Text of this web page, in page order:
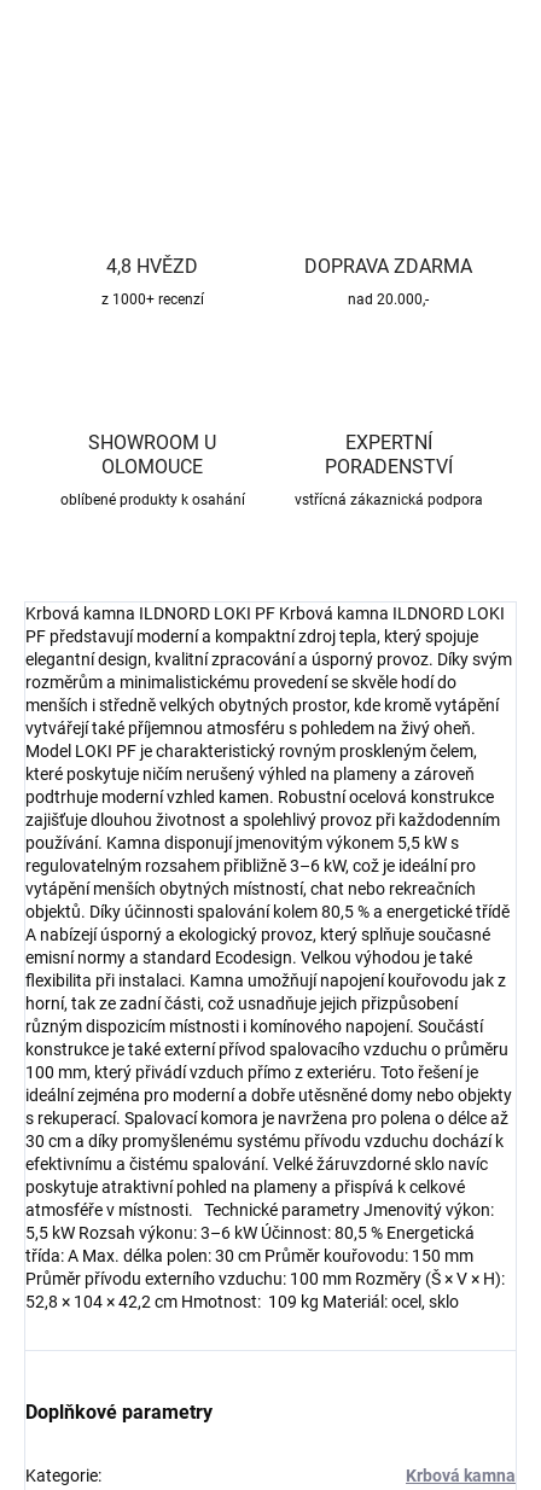
4,8 HVĚZD
z 1000+ recenzí
DOPRAVA ZDARMA
nad 20.000,-
SHOWROOM U
OLOMOUCE
oblíbené produkty k osahání
EXPERTNÍ
PORADENSTVÍ
vstřícná zákaznická podpora
Krbová kamna ILDNORD LOKI PF Krbová kamna ILDNORD LOKI
PF představují moderní a kompaktní zdroj tepla, který spojuje
elegantní design, kvalitní zpracování a úsporný provoz. Díky svým
rozměrům a minimalistickému provedení se skvěle hodí do
menších i středně velkých obytných prostor, kde kromě vytápění
vytvářejí také příjemnou atmosféru s pohledem na živý oheň.
Model LOKI PF je charakteristický rovným proskleným čelem,
které poskytuje ničím nerušený výhled na plameny a zároveň
podtrhuje moderní vzhled kamen. Robustní ocelová konstrukce
zajišťuje dlouhou životnost a spolehlivý provoz při každodenním
používání. Kamna disponují jmenovitým výkonem 5,5 kW s
regulovatelným rozsahem přibližně 3–6 kW, což je ideální pro
vytápění menších obytných místností, chat nebo rekreačních
objektů. Díky účinnosti spalování kolem 80,5 % a energetické třídě
A nabízejí úsporný a ekologický provoz, který splňuje současné
emisní normy a standard Ecodesign. Velkou výhodou je také
flexibilita při instalaci. Kamna umožňují napojení kouřovodu jak z
horní, tak ze zadní části, což usnadňuje jejich přizpůsobení
různým dispozicím místnosti i komínového napojení. Součástí
konstrukce je také externí přívod spalovacího vzduchu o průměru
100 mm, který přivádí vzduch přímo z exteriéru. Toto řešení je
ideální zejména pro moderní a dobře utěsněné domy nebo objekty
s rekuperací. Spalovací komora je navržena pro polena o délce až
30 cm a díky promyšlenému systému přívodu vzduchu dochází k
efektivnímu a čistému spalování. Velké žáruvzdorné sklo navíc
poskytuje atraktivní pohled na plameny a přispívá k celkové
atmosféře v místnosti. Technické parametry Jmenovitý výkon:
5,5 kW Rozsah výkonu: 3–6 kW Účinnost: 80,5 % Energetická
třída: A Max. délka polen: 30 cm Průměr kouřovodu: 150 mm
Průměr přívodu externího vzduchu: 100 mm Rozměry (Š × V × H):
52,8 × 104 × 42,2 cm Hmotnost: 109 kg Materiál: ocel, sklo
Doplňkové parametry
Kategorie: Krbová kamna